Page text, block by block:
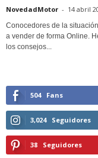
NovedadMotor - 14 abril
Conocedores de la
a vender de forma Online.
los consejos...
504 Fans
3,024 Seguidores
38 Seguidores